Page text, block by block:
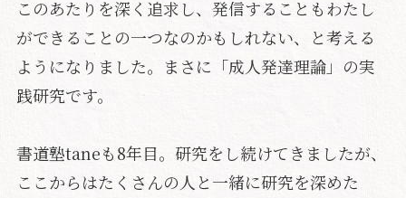
このあたりを深く追求し、発信することもわたし
ができることの一つなのかもしれない、と考える
ようになりました。まさに「成人発達理論」の実
践研究です。
書道塾taneも8年目。研究をし続けてきましたが、
ここからはたくさんの人と一緒に研究を深めた